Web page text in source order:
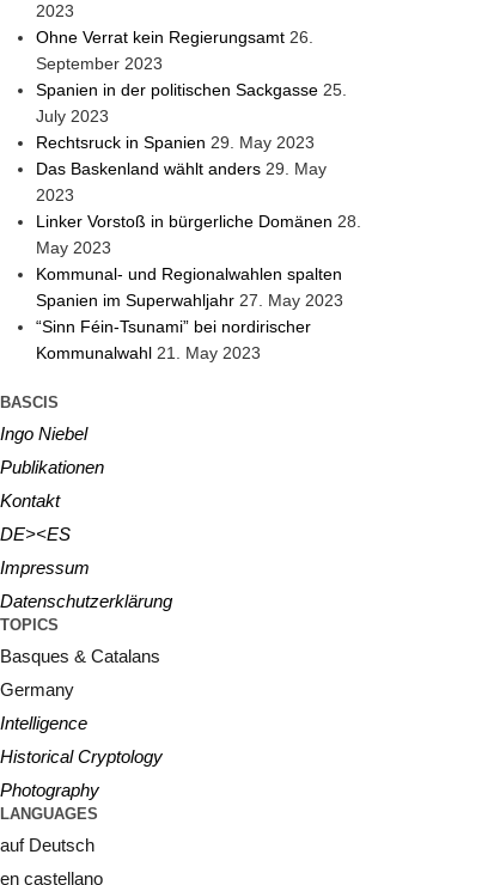
2023
Ohne Verrat kein Regierungsamt 26.
September 2023
Spanien in der politischen Sackgasse 25.
July 2023
Rechtsruck in Spanien 29. May 2023
Das Baskenland wählt anders 29. May
2023
Linker Vorstoß in bürgerliche Domänen 28.
May 2023
Kommunal- und Regionalwahlen spalten
Spanien im Superwahljahr 27. May 2023
“Sinn Féin-Tsunami” bei nordirischer
Kommunalwahl 21. May 2023
BASCIS
Ingo Niebel
Publikationen
Kontakt
DE><ES
Impressum
Datenschutzerklärung
TOPICS
Basques & Catalans
Germany
Intelligence
Historical Cryptology
Photography
LANGUAGES
auf Deutsch
en castellano